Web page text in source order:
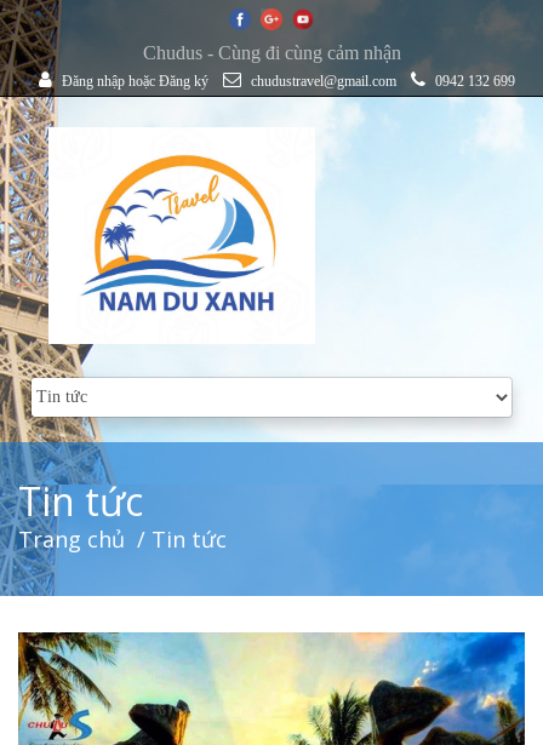
Chudus - Cùng đi cùng cảm nhận
Đăng nhập hoặc Đăng ký chudustravel@gmail.com 0942 132 699
Tin tức
Trang chủ / Tin tức